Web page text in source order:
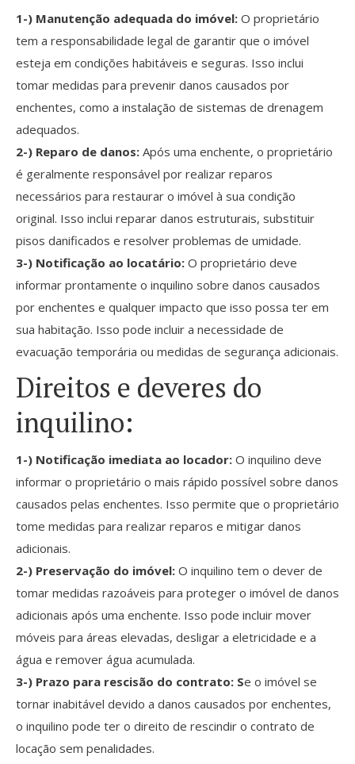
1-) Manutenção adequada do imóvel: O proprietário
tem a responsabilidade legal de garantir que o imóvel
esteja em condições habitáveis e seguras. Isso inclui
tomar medidas para prevenir danos causados por
enchentes, como a instalação de sistemas de drenagem
adequados.
2-) Reparo de danos: Após uma enchente, o proprietário
é geralmente responsável por realizar reparos
necessários para restaurar o imóvel à sua condição
original. Isso inclui reparar danos estruturais, substituir
pisos danificados e resolver problemas de umidade.
3-) Notificação ao locatário: O proprietário deve
informar prontamente o inquilino sobre danos causados
por enchentes e qualquer impacto que isso possa ter em
sua habitação. Isso pode incluir a necessidade de
evacuação temporária ou medidas de segurança adicionais.
Direitos e deveres do
inquilino:
1-) Notificação imediata ao locador: O inquilino deve
informar o proprietário o mais rápido possível sobre danos
causados pelas enchentes. Isso permite que o proprietário
tome medidas para realizar reparos e mitigar danos
adicionais.
2-) Preservação do imóvel: O inquilino tem o dever de
tomar medidas razoáveis para proteger o imóvel de danos
adicionais após uma enchente. Isso pode incluir mover
móveis para áreas elevadas, desligar a eletricidade e a
água e remover água acumulada.
3-) Prazo para rescisão do contrato: Se o imóvel se
tornar inabitável devido a danos causados por enchentes,
o inquilino pode ter o direito de rescindir o contrato de
locação sem penalidades.